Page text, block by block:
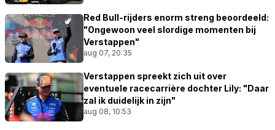
Red Bull-rijders enorm streng beoordeeld:
"Ongewoon veel slordige momenten bij
Verstappen"
aug 07, 20:35
Verstappen spreekt zich uit over
eventuele racecarrière dochter Lily: "Daar
zal ik duidelijk in zijn"
aug 08, 10:53